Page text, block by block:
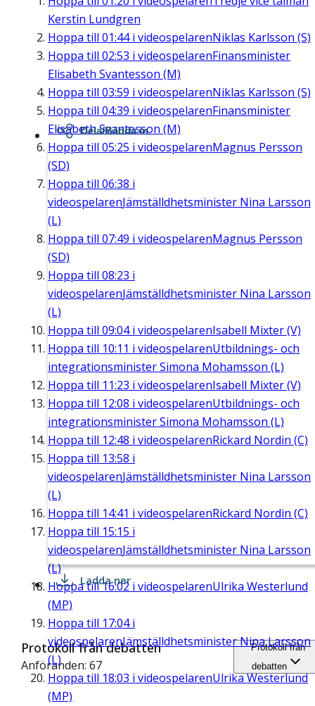
Kerstin Lundgren
Hoppa till 01:44i videospelarenNiklas Karlsson (S)
Hoppa till 02:53 i videospelarenFinansminister
Elisabeth Svantesson (M)
Hoppa till 03:59 i videospelarenNiklas Karlsson (S)
Hoppa till 04:39 i videospelarenFinansminister
Elisabeth Svantesson (M)
Hoppa till 05:25 i videospelarenMagnus Persson
(SD)
Hoppa till 06:38 i
videospelarenJämställdhetsminister Nina Larsson
(L)
Hoppa till 07:49 i videospelarenMagnus Persson
(SD)
Hoppa till 08:23 i
videospelarenJämställdhetsminister Nina Larsson
(L)
Hoppa till 09:04i videospelarenIsabell Mixter (V)
Hoppa till 10:11 i videospelarenUtbildnings- och
integrationsminister Simona Mohamsson (L)
Hoppa till 11:23 i videospelarenIsabell Mixter (V)
Hoppa till 12:08 i videospelarenUtbildnings- och
integrationsminister Simona Mohamsson (L)
Hoppa till 12:48 i videospelarenRickard Nordin (C)
Hoppa till 13:58 i
videospelarenJämställdhetsminister Nina Larsson
(L)
Hoppa till 14:41 i videospelarenRickard Nordin (C)
Hoppa till 15:15 i
videospelarenJämställdhetsminister Nina Larsson
(L)
Hoppa till16:02 i videospelarenUlrika Westerlund
(MP)
Hoppa till 17:04i
videospelarenJämställdhetsminister Nina Larsson
(L)
Hoppa till 18:03 i videospelarenUlrika Westerlund
(MP)
Dela/Bädda in
Ladda ner
Protokoll från debatten
Anföranden: 67
Protokoll från
debatten